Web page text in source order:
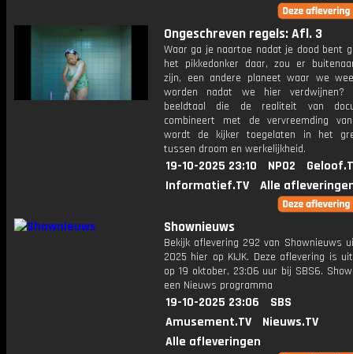
Ongeschreven regels: Afl. 3
Waar ga je naartoe nadat je dood bent
het pikkedonker daar, zou er
zijn, een andere planeet waar we
worden nadat we hier verdwijnen?
beeldtaal die de realiteit van
combineert met de vervreemding
wordt de kijker toegelaten in het
tussen droom en werkelijkheid.
19-10-2025 23:10 NPO2
Informatief.TV
Alle
Shownieuws
Bekijk aflevering 292 van Shownieuws
2025 hier op KIJK. Deze aflevering is
op 19 oktober, 23:06 uur bij SBS6.
een Nieuws programma
19-10-2025 23:06
SBS
Amusement.TV
Nieuws.TV
Alle afleveringen